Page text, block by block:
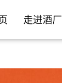
走进酒厂